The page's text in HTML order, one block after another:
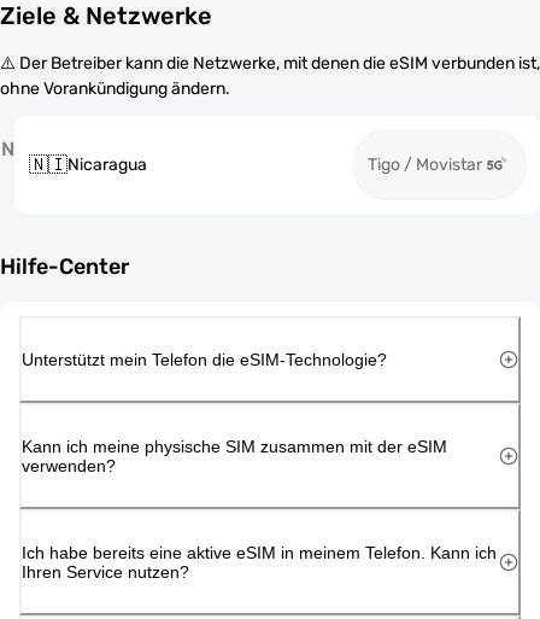
Ziele & Netzwerke
⚠️ Der Betreiber kann die Netzwerke, mit denen die eSIM verbunden ist,
ohne Vorankündigung ändern.
N
🇳🇮Nicaragua Tigo / Movistar
Hilfe-Center
Unterstützt mein Telefon die eSIM-Technologie?
Kann ich meine physische SIM zusammen mit der eSIM
verwenden?
Ich habe bereits eine aktive eSIM in meinem Telefon. Kann ich
Ihren Service nutzen?